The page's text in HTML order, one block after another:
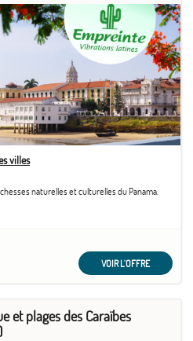
villes
naturelles et culturelles du Panama.
VOIR L'OFFRE
et plages des Caraïbes